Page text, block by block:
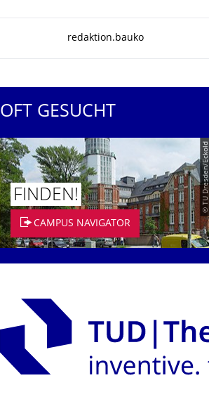
redaktion.bauko
OFT GESUCHT
© TU Dresden/Eckold
FINDEN!
CAMPUS NAVIGATOR